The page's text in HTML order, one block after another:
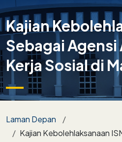
Kajian
Sebagai
Kerja Sosial di
Breadcrumb
Laman Depan
Kajian Kebolehlaksanaan